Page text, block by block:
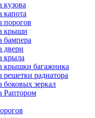
кузова
капота
порогов
крыши
бампера
двери
крыла
крышки багажника
решетки радиатора
боковых зеркал
Раптором